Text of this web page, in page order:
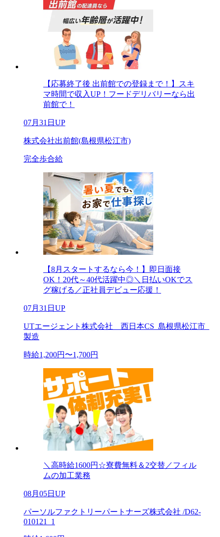
【応募終了後 出前館での登録まで！】スキ
マ時間で収入UP！フードデリバリーなら出
前館で！
07月31日UP
株式会社出前館(島根県松江市)
完全歩合給
【8月スタートするなら今！】即日面接
OK！20代～40代活躍中◎＼日払いOKでス
グ稼げる／正社員デビュー応援！
07月31日UP
UTエージェント株式会社 西日本CS_島根県松江市_
製造
時給1,200円〜1,700円
＼高時給1600円☆寮費無料＆2交替／フィル
ムの加工業務
08月05日UP
パーソルファクトリーパートナーズ株式会社 /D62-
010121_1